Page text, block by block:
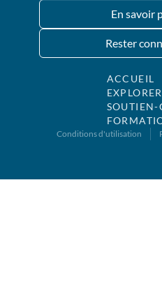
En savoir
Rester
ACCUEIL
EXPLORER
SOUTIEN-
Conditions d'utilisation